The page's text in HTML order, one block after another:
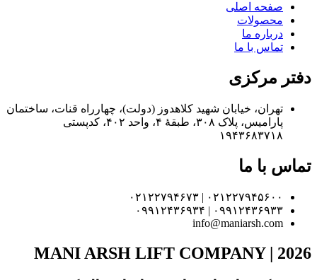
صفحه اصلی
محصولات
درباره ما
تماس با ما
دفتر مرکزی
تهران، خیابان شهید کلاهدوز (دولت)، چهارراه قنات، ساختمان
پارامیس، پلاک ۳۰۸، طبقهٔ ۴، واحد ۴۰۲، کدپستی
۱۹۴۳۶۸۳۷۱۸
تماس با ما
۰۲۱۲۲۷۹۴۵۶۰۰ | ۰۲۱۲۲۷۹۴۶۷۳
۰۹۹۱۲۴۳۶۹۳۳ | ۰۹۹۱۲۴۳۶۹۳۴
info@maniarsh.com
MANI ARSH LIFT COMPANY | 2026